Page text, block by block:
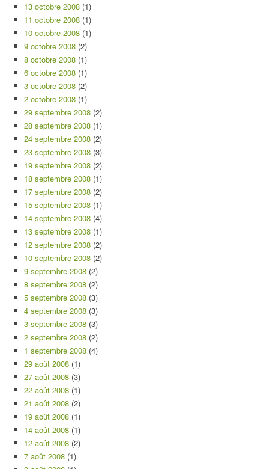
13 octobre 2008 (1)
11 octobre 2008 (1)
10 octobre 2008 (1)
9 octobre 2008 (2)
8 octobre 2008 (1)
6 octobre 2008 (1)
3 octobre 2008 (2)
2 octobre 2008 (1)
29 septembre 2008 (2)
28 septembre 2008 (1)
24 septembre 2008 (2)
23 septembre 2008 (3)
19 septembre 2008 (2)
18 septembre 2008 (1)
17 septembre 2008 (2)
15 septembre 2008 (1)
14 septembre 2008 (4)
13 septembre 2008 (1)
12 septembre 2008 (2)
10 septembre 2008 (2)
9 septembre 2008 (2)
8 septembre 2008 (2)
5 septembre 2008 (3)
4 septembre 2008 (3)
3 septembre 2008 (3)
2 septembre 2008 (2)
1 septembre 2008 (4)
29 août 2008 (1)
27 août 2008 (3)
22 août 2008 (1)
21 août 2008 (2)
19 août 2008 (1)
14 août 2008 (1)
12 août 2008 (2)
7 août 2008 (1)